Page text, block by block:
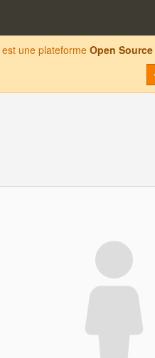
est une plateforme Open Source